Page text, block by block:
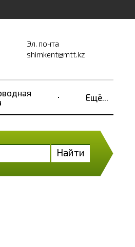
Эл. почта
shimkent@mtt.kz
Ещё...
Найти